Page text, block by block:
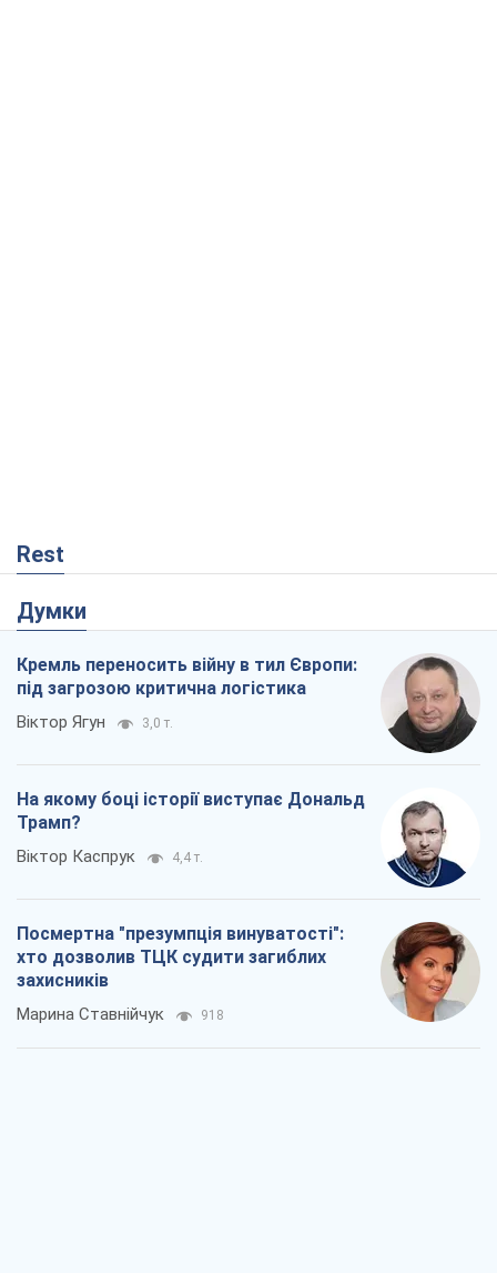
Rest
Думки
Кремль переносить війну в тил Європи:
під загрозою критична логістика
Віктор Ягун 3,0 т.
На якому боці історії виступає Дональд
Трамп?
Віктор Каспрук 4,4 т.
Посмертна "презумпція винуватості":
хто дозволив ТЦК судити загиблих
захисників
Марина Ставнійчук 918